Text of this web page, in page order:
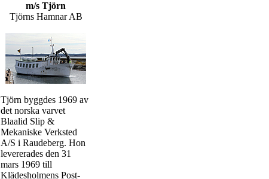
m/s Tjörn
Tjörns Hamnar AB
Tjörn byggdes 1969 av
det norska varvet
Blaalid Slip &
Mekaniske Verksted
A/S i Raudeberg. Hon
levererades den 31
mars 1969 till
Klädesholmens Post-